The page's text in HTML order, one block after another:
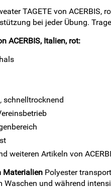
TAGETE von
bei jeder Übung.
ACERBIS, Italien, rot:
schnelltrocknend
weiteren Artikeln von
Materialien Polyester
und während